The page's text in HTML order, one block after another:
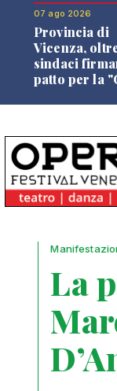
07 ago 2026
Provincia di
Vicenza,
sindaci
patto per la
La